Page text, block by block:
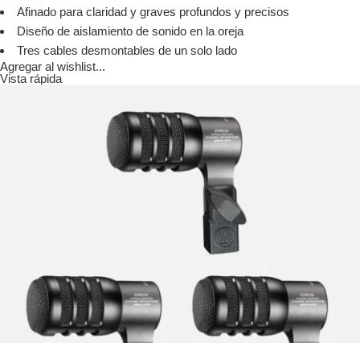
Afinado para claridad y graves profundos y precisos
Diseño de aislamiento de sonido en la oreja
Tres cables desmontables de un solo lado
Agregar al wishlist...
Vista rápida